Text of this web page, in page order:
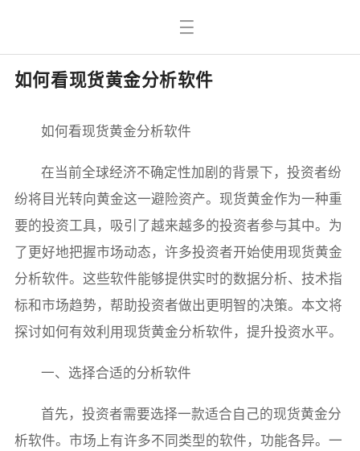
如何看现货黄金分析软件
如何看现货黄金分析软件
在当前全球经济不确定性加剧的背景下，投资者纷
纷将目光转向黄金这一避险资产。现货黄金作为一种重
要的投资工具，吸引了越来越多的投资者参与其中。为
了更好地把握市场动态，许多投资者开始使用现货黄金
分析软件。这些软件能够提供实时的数据分析、技术指
标和市场趋势，帮助投资者做出更明智的决策。本文将
探讨如何有效利用现货黄金分析软件，提升投资水平。
一、选择合适的分析软件
首先，投资者需要选择一款适合自己的现货黄金分
析软件。市场上有许多不同类型的软件，功能各异。一